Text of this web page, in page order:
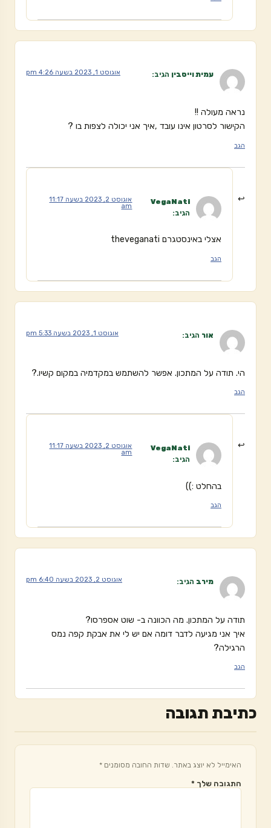
עמית וייסבין הגיב: אוגוסט 1, 2023 בשעה 4:26 pm
נראה מעולה !!
הקישור לסרטון אינו עובד ,איך אני יכולה לצפות בו ?
הגב
VegaNati
הגיב:
אוגוסט 2, 2023 בשעה 11:17
am
אצלי באינסטגרם theveganati
הגב
אור הגיב: אוגוסט 1, 2023 בשעה 5:33 pm
הי. תודה על המתכון. אפשר להשתמש במקדמיה במקום קשיו.?
הגב
VegaNati
הגיב:
אוגוסט 2, 2023 בשעה 11:17
am
בהחלט :))
הגב
מירב הגיב: אוגוסט 2, 2023 בשעה 6:40 pm
תודה על המתכון. מה הכוונה ב- שוט אספרסו?
איך אני מגיעה לדבר דומה אם יש לי את אבקת קפה נמס
הרגילה?
הגב
כתיבת תגובה
האימייל לא יוצג באתר. שדות החובה מסומנים *
התגובה שלך *